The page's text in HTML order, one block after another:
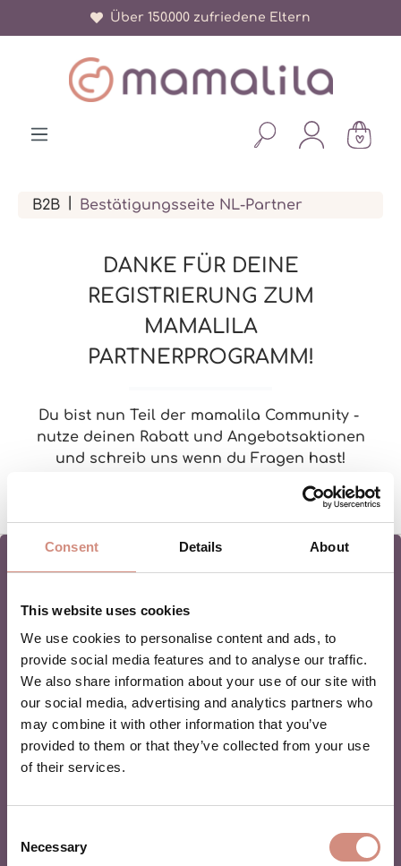
Consent Details About
This website uses cookies
We use cookies to personalise content and ads, to
provide social media features and to analyse our traffic.
We also share information about your use of our site with
our social media, advertising and analytics partners who
may combine it with other information that you’ve
provided to them or that they’ve collected from your use
of their services.
Selection
Necessary
springen Über 150.000 zufriedene Eltern
B2B Bestätigungsseite NL-Partner
DANKE FÜR DEINE
REGISTRIERUNG ZUM
MAMALILA
PARTNERPROGRAMM!
Du bist nun Teil der mamalila Community -
nutze deinen Rabatt und Angebotsaktionen
und schreib uns wenn du Fragen hast!
NEWSLETTER
BABYTRAGEN
Du liebst Babytragen genauso sehr wie wir?
Finde hier Inspiration für deinen Mama-Lifestyle!